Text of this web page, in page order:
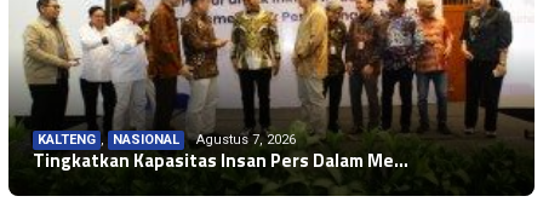
KALTENG , NASIONAL Agustus 7, 2026
Tingkatkan Kapasitas Insan Pers Dalam Me…